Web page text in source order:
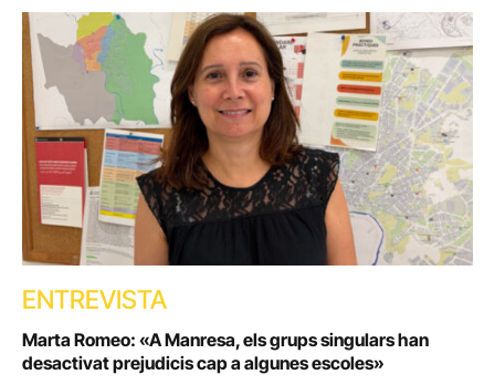
ENTREVISTA
Marta Romeo: «A Manresa, els grups singulars han
desactivat prejudicis cap a algunes escoles»